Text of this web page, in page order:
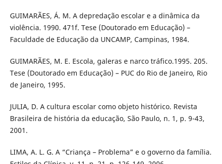
GUIMARÃES, Á. M. A depredação escolar e a dinâmica da
violência. 1990. 471f. Tese (Doutorado em Educação) –
Faculdade de Educação da UNCAMP, Campinas, 1984.
GUIMARÃES, M. E. Escola, galeras e narco tráfico.1995. 205.
Tese (Doutorado em Educação) – PUC do Rio de Janeiro, Rio
de Janeiro, 1995.
JULIA, D. A cultura escolar como objeto histórico. Revista
Brasileira de história da educação, São Paulo, n. 1, p. 9-43,
2001.
LIMA, A. L. G. A “Criança – Problema” e o governo da família.